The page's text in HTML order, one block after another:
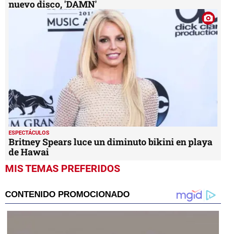
nuevo disco, 'DAMN'
ESPECTÁCULOS
Britney Spears luce un diminuto bikini en playa
de Hawai
MIS TEMAS PREFERIDOS